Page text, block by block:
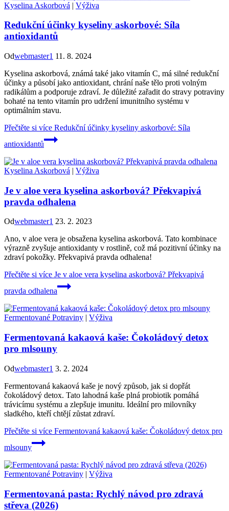
Kyselina Askorbová | Výživa
Redukční účinky kyseliny askorbové: Síla
antioxidantů
Odwebmaster1 11. 8. 2024
Kyselina askorbová, známá také jako vitamín C, má silné redukční
účinky a působí jako antioxidant, chrání naše tělo proti volným
radikálům a podporuje zdraví. Je důležité zařadit do stravy potraviny
bohaté na tento vitamín pro udržení imunitního systému v
optimálním stavu.
Přečtěte si více Redukční účinky kyseliny askorbové: Síla
antioxidantů
Kyselina Askorbová | Výživa
Je v aloe vera kyselina askorbová? Překvapivá
pravda odhalena
Odwebmaster1 23. 2. 2023
Ano, v aloe vera je obsažena kyselina askorbová. Tato kombinace
výrazně zvyšuje antioxidanty v rostlině, což má pozitivní účinky na
zdraví pokožky. Překvapivá pravda odhalena!
Přečtěte si více Je v aloe vera kyselina askorbová? Překvapivá
pravda odhalena
Fermentované Potraviny | Výživa
Fermentovaná kakaová kaše: Čokoládový detox
pro mlsouny
Odwebmaster1 3. 2. 2024
Fermentovaná kakaová kaše je nový způsob, jak si dopřát
čokoládový detox. Tato lahodná kaše plná probiotik pomáhá
trávicímu systému a zlepšuje imunitu. Ideální pro milovníky
sladkého, kteří chtějí zůstat zdraví.
Přečtěte si více Fermentovaná kakaová kaše: Čokoládový detox pro
mlsouny
Fermentované Potraviny | Výživa
Fermentovaná pasta: Rychlý návod pro zdravá
střeva (2026)